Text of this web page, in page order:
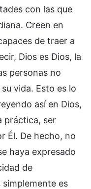
con las que
Creen en
de traer a
Dios es Dios, la
personas no
vida. Esto es lo
así en Dios,
práctica, ser
Él. De hecho, no
haya expresado
de
es